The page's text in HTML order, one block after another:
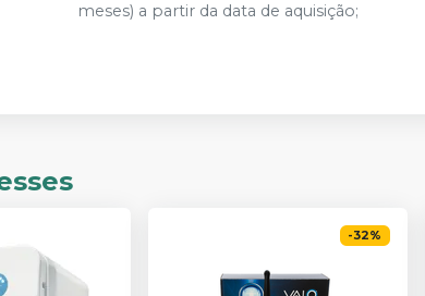
meses) a partir da data de aquisição;
-32%